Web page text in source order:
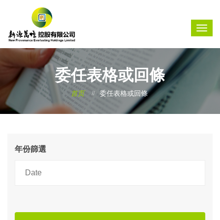
委任表格或回條
首页 委任表格或回條
年份篩選